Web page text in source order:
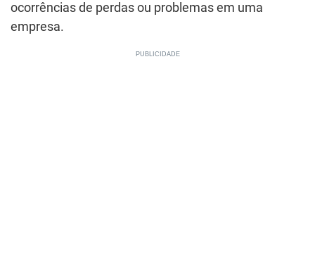
ocorrências de perdas ou problemas em uma
empresa.